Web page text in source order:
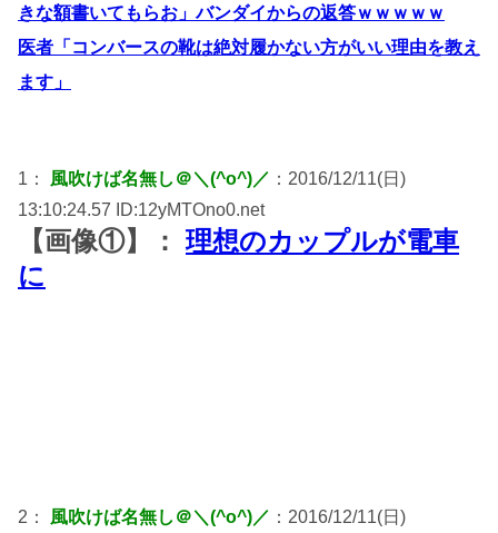
きな額書いてもらお」バンダイからの返答ｗｗｗｗｗ
医者「コンバースの靴は絶対履かない方がいい理由を教え
ます」
1： 風吹けば名無し＠＼(^o^)／ ：2016/12/11(日)
13:10:24.57 ID:12yMTOno0.net
【画像①】： 理想のカップルが電車
に
2： 風吹けば名無し＠＼(^o^)／ ：2016/12/11(日)